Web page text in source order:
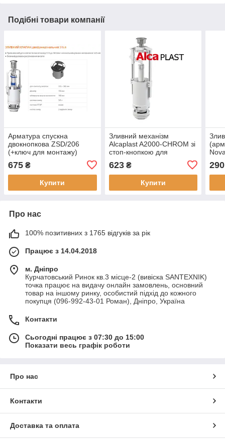
Подібні товари компанії
Арматура спускна
двокнопкова ZSD/206
(+ключ для монтажу)
675 ₴
Купити
Зливний механізм
Alcaplast A2000-CHROM зі
стоп-кнопкою для
590х390х430
623₴
Купити
290
Про нас
100% позитивних з 1765 відгуків за рік
Працює з 14.04.2018
м. Дніпро
Курчатовський Ринок кв.3 місце-2 (вивіска SANTEXNIK)
точка працює на видачу онлайн замовлень, основний
товар на іншому ринку, особистий підхід до кожного
покупця (096-992-43-01 Роман), Дніпро, Україна
Контакти
Сьогодні працює з 07:30 до 15:00
Показати весь графік роботи
Про нас
Контакти
Доставка та оплата